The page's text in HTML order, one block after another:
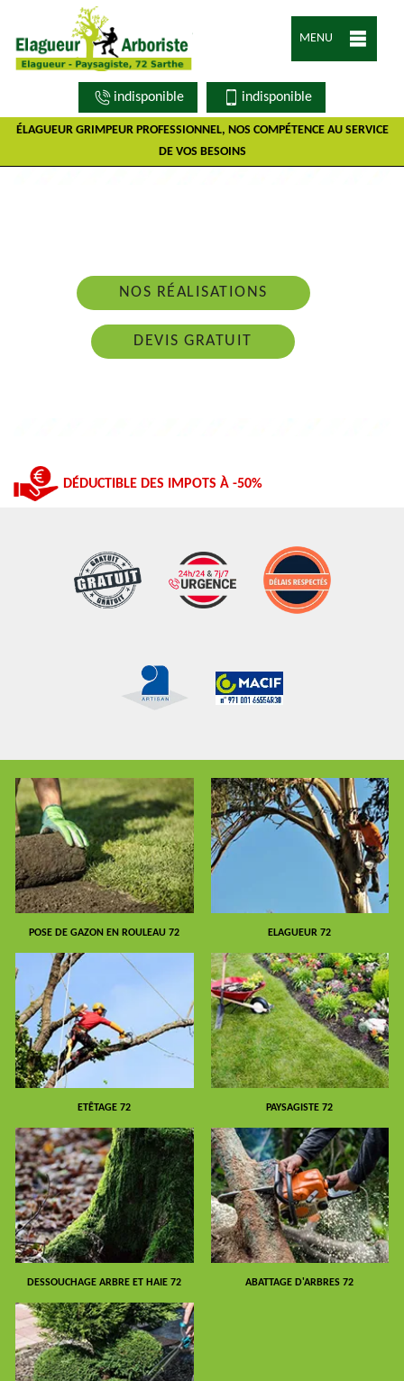
ÉLAGUEUR GRIMPEUR PROFESSIONNEL, NOS COMPÉTENCE AU SERVICE
DE VOS BESOINS
MENU
indisponible indisponible
NOS RÉALISATIONS
DEVIS GRATUIT
DÉDUCTIBLE DES IMPOTS À -50%
POSE DE GAZON EN ROULEAU 72 ELAGUEUR 72
ETÊTAGE 72 PAYSAGISTE 72
DESSOUCHAGE ARBRE ET HAIE 72 ABATTAGE D'ARBRES 72